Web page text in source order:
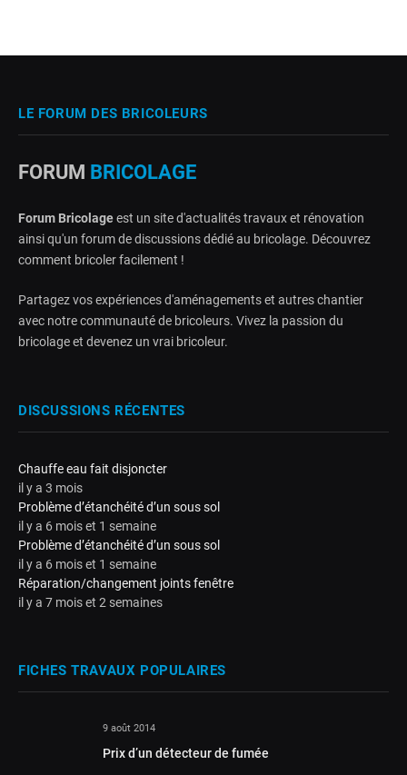
LE FORUM DES BRICOLEURS
FORUM BRICOLAGE
Forum Bricolageest un site d'actualités travaux et rénovation
ainsi qu'un forum de discussions dédié au bricolage. Découvrez
comment bricoler facilement !
Partagez vos expériences d'aménagements et autres chantier
avec notre communauté de bricoleurs. Vivez la passion du
bricolage et devenez un vrai bricoleur.
DISCUSSIONS RÉCENTES
Chauffe eau fait disjoncter
il y a 3 mois
Problème d’étanchéité d’un sous sol
il y a 6 mois et 1 semaine
Problème d’étanchéité d’un sous sol
il y a 6 mois et 1 semaine
Réparation/changement joints fenêtre
il y a 7 mois et 2 semaines
FICHES TRAVAUX POPULAIRES
9 août 2014
Prix d’un détecteur de fumée